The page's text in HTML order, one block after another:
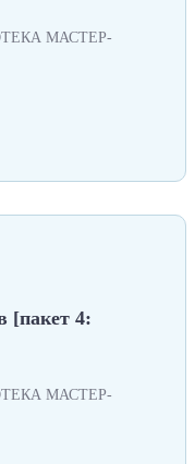
МАСТЕР-
[пакет 4:
МАСТЕР-